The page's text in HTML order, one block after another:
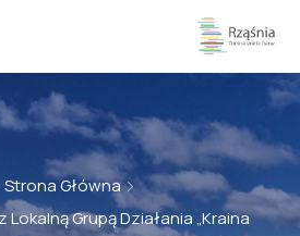
Strona Główna
Grupą Działania „Kraina